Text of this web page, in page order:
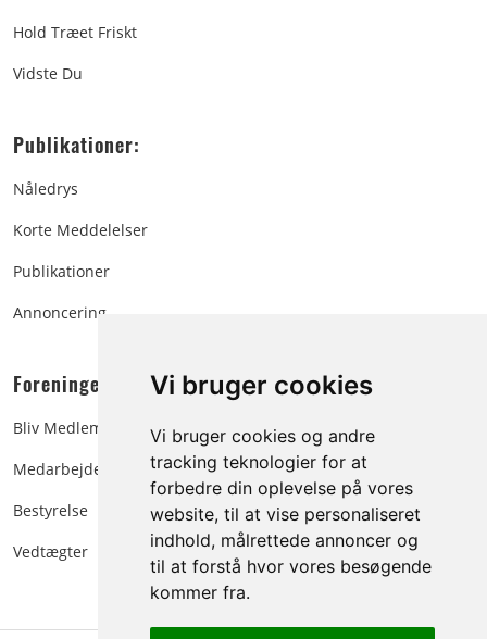
Vi bruger cookies
Vi bruger cookies og andre
tracking teknologier for at
forbedre din oplevelse på vores
website, til at vise personaliseret
indhold, målrettede annoncer og
til at forstå hvor vores besøgende
kommer fra.
Hold Træet Friskt
Vidste Du
Publikationer:
Nåledrys
Korte Meddelelser
Publikationer
Annoncering
Foreningen:
Bliv Medlem
Medarbejdere
Bestyrelse
Vedtægter